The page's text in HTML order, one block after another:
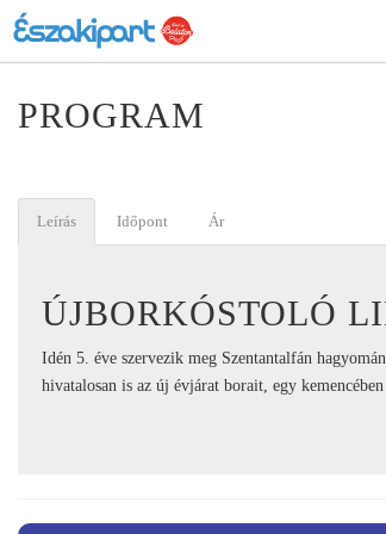
PROGRAM
Leírás Időpont Ár
ÚJBORKÓSTOLÓ
Idén 5. éve szervezik meg Szentantalfán
hivatalosan is az új évjárat borait, egy